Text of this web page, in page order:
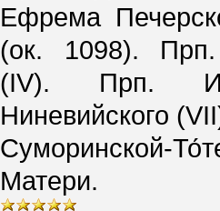
Ефрема
(ок. 1098).
(IV). Прп.
Ниневийского
Суморинской-
Матери.